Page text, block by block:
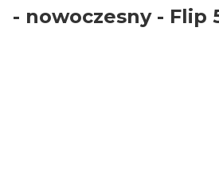
- nowoczesny - Flip